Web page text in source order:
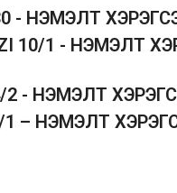
- НЭМЭЛТ
10/1 - НЭМЭЛТ
2 - НЭМЭЛТ
1 – НЭМЭЛТ